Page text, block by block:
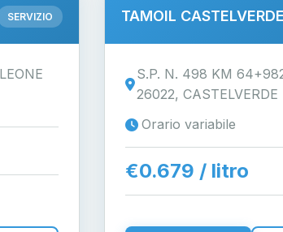
SERVIZIO TAMOIL CASTELVERDE
S.P. N. 498 KM
26022, CASTELVERDE
Orario variabile
€0.679 / litro